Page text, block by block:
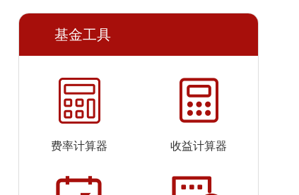
07-28
2026-
0.8935
2026-
07-24
0.8804
2026-
0.9113
2026-
0.9113
基金工具
费率计算器 收益计算器